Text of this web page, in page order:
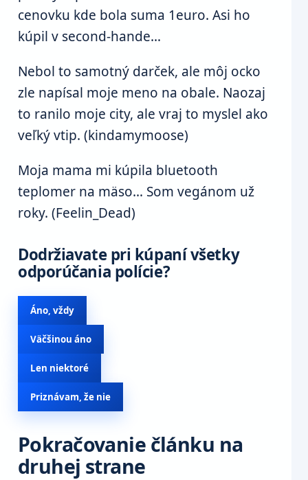
cenovku kde bola suma 1euro. Asi ho
kúpil v second-hande…
Nebol to samotný darček, ale môj ocko
zle napísal moje meno na obale. Naozaj
to ranilo moje city, ale vraj to myslel ako
veľký vtip. (kindamymoose)
Moja mama mi kúpila bluetooth
teplomer na mäso… Som vegánom už
roky. (Feelin_Dead)
Dodržiavate pri kúpaní všetky
odporúčania polície?
Áno, vždy
Väčšinou áno
Len niektoré
Priznávam, že nie
Pokračovanie článku na
druhej strane